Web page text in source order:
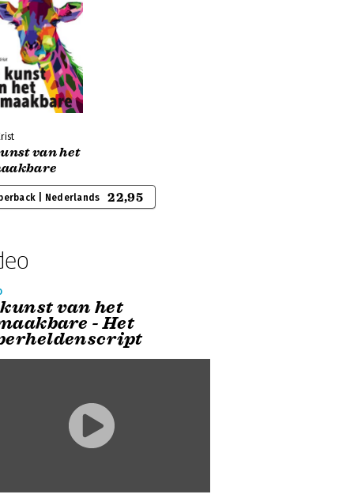
van het
| Nederlands 22,95
kunst van het
- Het